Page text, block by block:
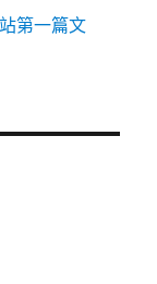
第一篇文